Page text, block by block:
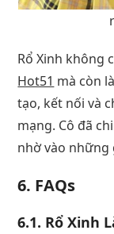
Rổ Xinh không
Hot51 mà còn
tạo, kết nối và
mạng. Cô đã
nhờ vào những
6. FAQs
6.1. Rổ Xinh